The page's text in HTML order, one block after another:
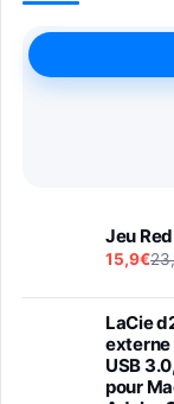
Jeu
15,9€
LaCie
externe
USB
pour